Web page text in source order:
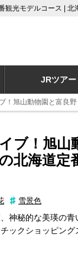
光モデルコース |
JRツアー
！旭山動物園と富良
ブ！旭山
北海道定
雪景色
神秘的な美瑛の
ックショッピン